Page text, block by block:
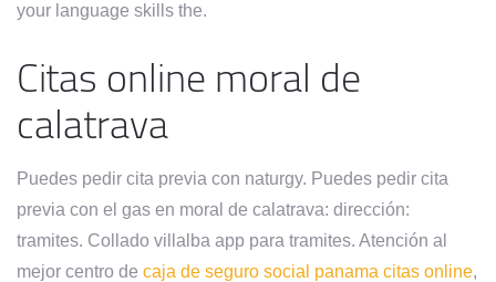
your language skills the.
Citas online moral de
calatrava
Puedes pedir cita previa con naturgy. Puedes pedir cita
previa con el gas en moral de calatrava: dirección:
tramites. Collado villalba app para tramites. Atención al
mejor centro de caja de seguro social panama citas online,